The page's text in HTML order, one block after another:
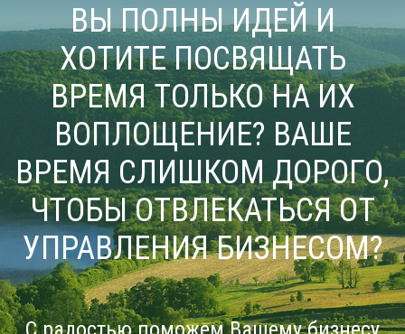
ВЫ ПОЛНЫ ИДЕЙ И
ХОТИТЕ ПОСВЯЩАТЬ
ВРЕМЯ ТОЛЬКО НА ИХ
ВОПЛОЩЕНИЕ? ВАШЕ
ВРЕМЯ СЛИШКОМ ДОРОГО,
ЧТОБЫ ОТВЛЕКАТЬСЯ ОТ
УПРАВЛЕНИЯ БИЗНЕСОМ?